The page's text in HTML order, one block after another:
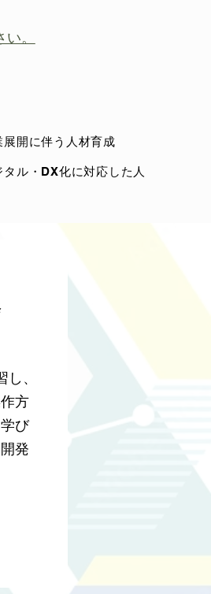
。
開に伴う人材育成
ル・DX化に対応した人
た
ト
、
方
び
発